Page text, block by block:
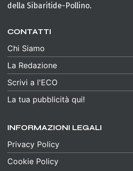
della Sibaritide-Pollino.
CONTATTI
Chi Siamo
La Redazione
Scrivi a l'ECO
La tua pubblicità qui!
INFORMAZIONI LEGALI
Privacy Policy
Cookie Policy